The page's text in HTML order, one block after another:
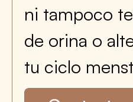
ni tampoco
de orina o
tu ciclo